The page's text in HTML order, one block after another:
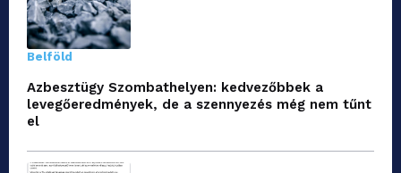
Belföld
Azbesztügy Szombathelyen: kedvezőbbek a
levegőeredmények, de a szennyezés még nem tűnt
el